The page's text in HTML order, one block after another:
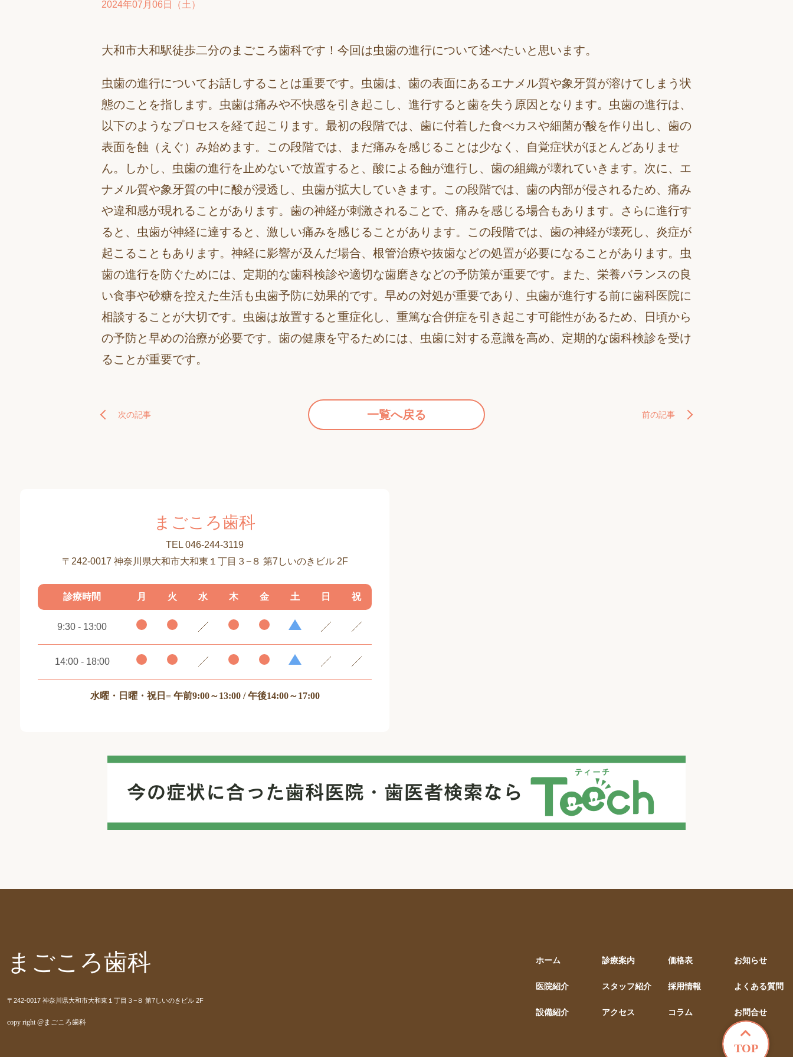
2024年07月06日（土）
大和市大和駅徒歩二分のまごころ歯科です！今回は虫歯の進行について述べたいと思います。
虫歯の進行についてお話しすることは重要です。虫歯は、歯の表面にあるエナメル質や象牙質が溶けてしまう状
態のことを指します。虫歯は痛みや不快感を引き起こし、進行すると歯を失う原因となります。虫歯の進行は、
以下のようなプロセスを経て起こります。最初の段階では、歯に付着した食べカスや細菌が酸を作り出し、歯の
表面を蝕（えぐ）み始めます。この段階では、まだ痛みを感じることは少なく、自覚症状がほとんどありませ
ん。しかし、虫歯の進行を止めないで放置すると、酸による蝕が進行し、歯の組織が壊れていきます。次に、エ
ナメル質や象牙質の中に酸が浸透し、虫歯が拡大していきます。この段階では、歯の内部が侵されるため、痛み
や違和感が現れることがあります。歯の神経が刺激されることで、痛みを感じる場合もあります。さらに進行す
ると、虫歯が神経に達すると、激しい痛みを感じることがあります。この段階では、歯の神経が壊死し、炎症が
起こることもあります。神経に影響が及んだ場合、根管治療や抜歯などの処置が必要になることがあります。虫
歯の進行を防ぐためには、定期的な歯科検診や適切な歯磨きなどの予防策が重要です。また、栄養バランスの良
い食事や砂糖を控えた生活も虫歯予防に効果的です。早めの対処が重要であり、虫歯が進行する前に歯科医院に
相談することが大切です。虫歯は放置すると重症化し、重篤な合併症を引き起こす可能性があるため、日頃から
の予防と早めの治療が必要です。歯の健康を守るためには、虫歯に対する意識を高め、定期的な歯科検診を受け
ることが重要です。
次の記事 一覧へ戻る 前の記事
まごころ歯科
TEL 046-244-3119
〒242-0017 神奈川県大和市大和東１丁目３−８ 第7しいのきビル 2F
診療時間 月 火 水 木 金 土 日 祝
9:30 - 13:00
14:00 - 18:00
水曜・日曜・祝日 = 午前9:00～13:00 / 午後14:00～17:00
まごころ歯科
〒242-0017 神奈川県大和市大和東１丁目３−８ 第7しいのきビル 2F
copy right @まごころ歯科
ホーム
医院紹介
設備紹介
診療案内
スタッフ紹介
アクセス
価格表
採用情報
コラム
お知らせ
よくある質問
お問合せ
TOP